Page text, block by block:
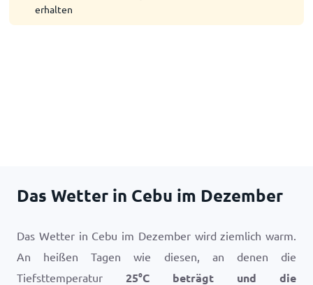
erhalten
Das Wetter in Cebu im Dezember
Das Wetter in Cebu im Dezember wird ziemlich warm.
An heißen Tagen wie diesen, an denen die
Tiefsttemperatur 25°C beträgt und die